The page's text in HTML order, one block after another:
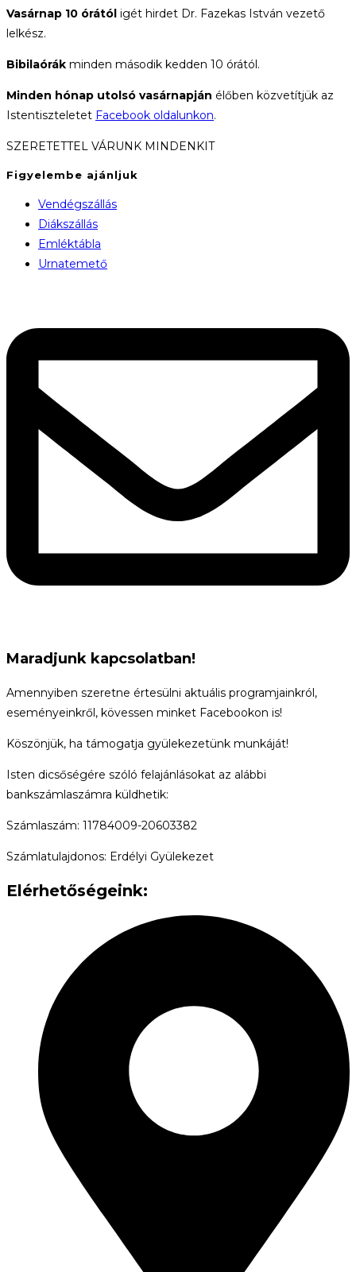
Vasárnap 10 órától igét hirdet Dr. Fazekas István vezető
lelkész.
Bibilaórák minden második kedden 10 órától.
Minden hónap utolsó vasárnapján élőben közvetítjük az
Istentiszteletet Facebook oldalunkon.
SZERETETTEL VÁRUNK MINDENKIT
Figyelembe ajánljuk
Vendégszállás
Diákszállás
Emléktábla
Urnatemető
Maradjunk kapcsolatban!
Amennyiben szeretne értesülni aktuális programjainkról,
eseményeinkről, kövessen minket Facebookon is!
Köszönjük, ha támogatja gyülekezetünk munkáját!
Isten dicsőségére szóló felajánlásokat az alábbi
bankszámlaszámra küldhetik:
Számlaszám: 11784009-20603382
Számlatulajdonos: Erdélyi Gyülekezet
Elérhetőségeink: